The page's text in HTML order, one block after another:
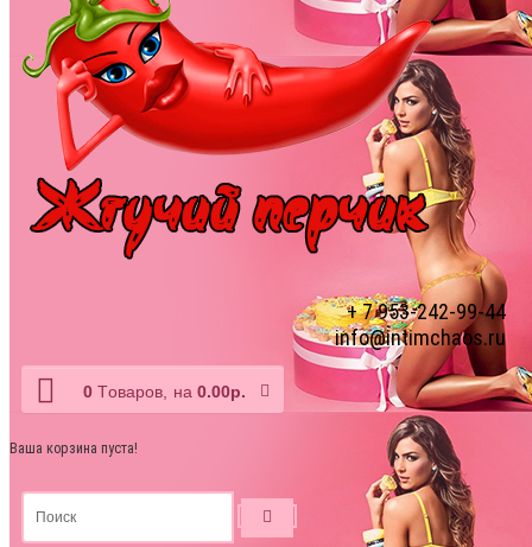
+ 7 953-242-99-44
info@intimchaos.ru
0 Tоваров, на 0.00р.
Ваша корзина пуста!